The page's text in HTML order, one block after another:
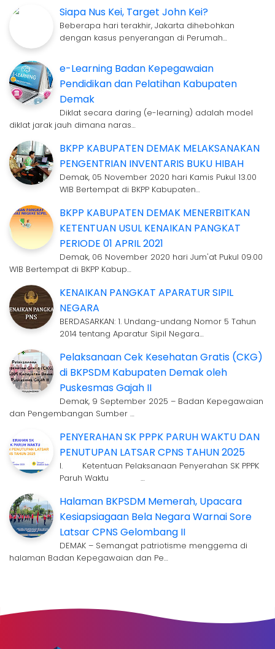
Siapa Nus Kei, Target John Kei?
Beberapa hari terakhir, Jakarta dihebohkan
dengan kasus penyerangan di Perumah…
e-Learning Badan Kepegawaian
Pendidikan dan Pelatihan Kabupaten
Demak
Diklat secara daring (e-learning) adalah model
diklat jarak jauh dimana naras…
BKPP KABUPATEN DEMAK MELAKSANAKAN
PENGENTRIAN INVENTARIS BUKU HIBAH
Demak, 05 November 2020 hari Kamis Pukul 13.00
WIB Bertempat di BKPP Kabupaten…
BKPP KABUPATEN DEMAK MENERBITKAN
KETENTUAN USUL KENAIKAN PANGKAT
PERIODE 01 APRIL 2021
Demak, 06 November 2020 hari Jum'at Pukul 09.00
WIB Bertempat di BKPP Kabup…
KENAIKAN PANGKAT APARATUR SIPIL
NEGARA
BERDASARKAN: 1. Undang-undang Nomor 5 Tahun
2014 tentang Aparatur Sipil Negara…
Pelaksanaan Cek Kesehatan Gratis (CKG)
di BKPSDM Kabupaten Demak oleh
Puskesmas Gajah II
Demak, 9 September 2025 – Badan Kepegawaian
dan Pengembangan Sumber …
PENYERAHAN SK PPPK PARUH WAKTU DAN
PENUTUPAN LATSAR CPNS TAHUN 2025
I. Ketentuan Pelaksanaan Penyerahan SK PPPK
Paruh Waktu …
Halaman BKPSDM Memerah, Upacara
Kesiapsiagaan Bela Negara Warnai Sore
Latsar CPNS Gelombang II
DEMAK – Semangat patriotisme menggema di
halaman Badan Kepegawaian dan Pe…